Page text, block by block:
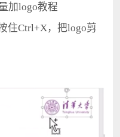
加logo教程
Ctrl+X，把logo剪